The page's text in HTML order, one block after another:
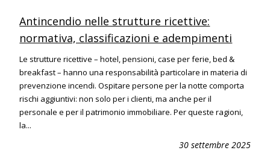
Antincendio nelle strutture ricettive:
normativa, classificazioni e adempimenti
Le strutture ricettive – hotel, pensioni, case per ferie, bed &
breakfast – hanno una responsabilità particolare in materia di
prevenzione incendi. Ospitare persone per la notte comporta
rischi aggiuntivi: non solo per i clienti, ma anche per il
personale e per il patrimonio immobiliare. Per queste ragioni,
la...
30 settembre 2025